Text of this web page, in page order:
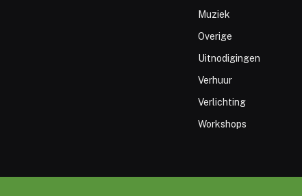
Muziek
Overige
Uitnodigingen
Verhuur
Verlichting
Workshops